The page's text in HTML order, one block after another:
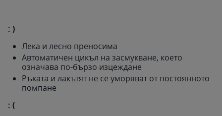
: )
Лека и лесно преносима
Автоматичен цикъл на засмукване, което
означава по-бързо изцеждане
Ръката и лакътят не се уморяват от постоянното
помпане
: (